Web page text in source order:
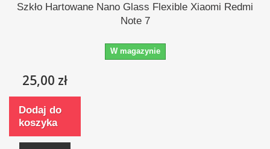
Szkło Hartowane Nano Glass Flexible Xiaomi Redmi
Note 7
W magazynie
25,00 zł
Dodaj do
koszyka